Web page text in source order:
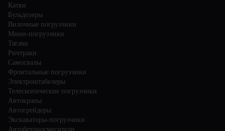
Катки
Бульдозеры
Вилочные погрузчики
Мини-погрузчики
Тягачи
Ричтраки
Самосвалы
Фронтальные погрузчики
Электроштабелеры
Телескопические погрузчики
Автокраны
Автогрейдеры
Экскаваторы-погрузчики
Автобетоносмесители